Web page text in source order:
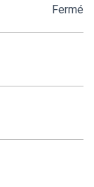
Fermé